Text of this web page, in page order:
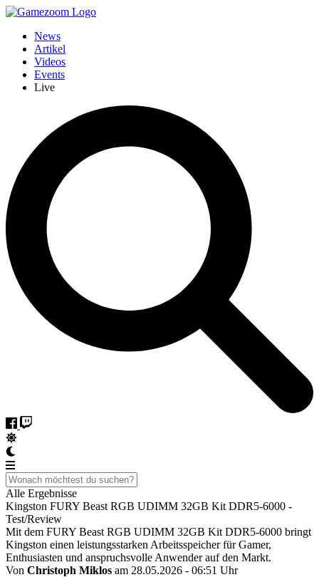
News
Artikel
Videos
Events
Live
Alle Ergebnisse
Kingston FURY Beast RGB UDIMM 32GB Kit DDR5-6000 -
Test/Review
Mit dem FURY Beast RGB UDIMM 32GB Kit DDR5-6000 bringt
Kingston einen leistungsstarken Arbeitsspeicher für Gamer,
Enthusiasten und anspruchsvolle Anwender auf den Markt.
Von Christoph Miklos am 28.05.2026 - 06:51 Uhr